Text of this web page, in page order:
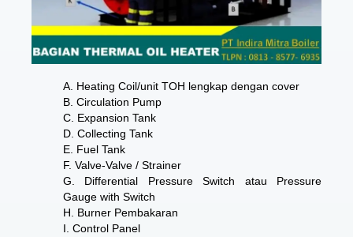
A. Heating Coil/unit TOH lengkap dengan cover
B. Circulation Pump
C. Expansion Tank
D. Collecting Tank
E. Fuel Tank
F. Valve-Valve / Strainer
G. Differential Pressure Switch atau Pressure
Gauge with Switch
H. Burner Pembakaran
I. Control Panel